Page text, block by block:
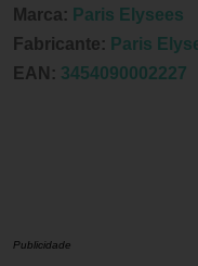
Marca: Paris Elysees
Fabricante: Paris
EAN: 3454090002227
Publicidade